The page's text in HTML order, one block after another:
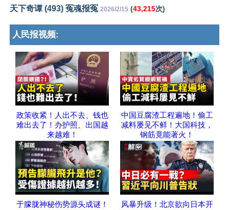
天下奇谭 (493) 冤魂报冤 2026/2/15 (43,215次)
人民报视频:
政策收紧！人出不去、钱也
难出去了！办护照、出国越
来越难！
中国豆腐渣工程遍地！偷工
减料屡见不鲜！大国科技，
钢筋竟能著火！
于朦胧神秘伤势源头成谜！
风暴升级！北京欲向日本开